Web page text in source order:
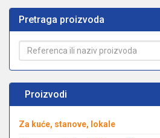
Pretraga proizvoda
Proizvodi
Za kuće, stanove, lokale